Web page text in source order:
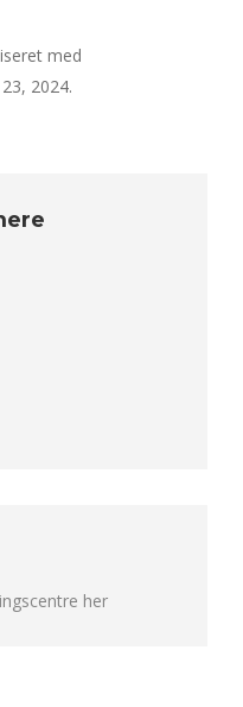
med
2024.
her